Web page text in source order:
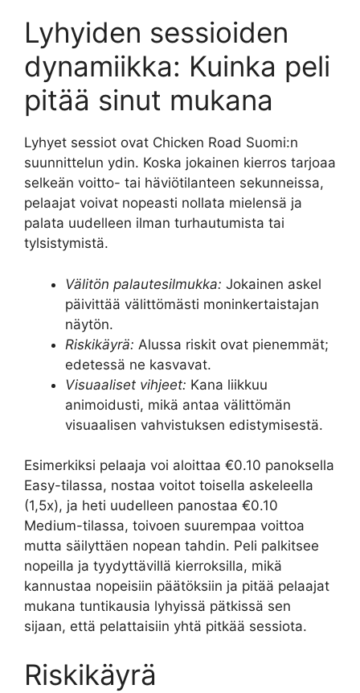
Lyhyiden sessioiden
dynamiikka: Kuinka peli
pitää sinut mukana
Lyhyet sessiot ovat Chicken Road Suomi:n
suunnittelun ydin. Koska jokainen kierros tarjoaa
selkeän voitto- tai häviötilanteen sekunneissa,
pelaajat voivat nopeasti nollata mielensä ja
palata uudelleen ilman turhautumista tai
tylsistymistä.
Välitön palautesilmukka: Jokainen askel
päivittää välittömästi moninkertaistajan
näytön.
Riskikäyrä: Alussa riskit ovat pienemmät;
edetessä ne kasvavat.
Visuaaliset vihjeet: Kana liikkuu
animoidusti, mikä antaa välittömän
visuaalisen vahvistuksen edistymisestä.
Esimerkiksi pelaaja voi aloittaa €0.10 panoksella
Easy-tilassa, nostaa voitot toisella askeleella
(1,5x), ja heti uudelleen panostaa €0.10
Medium-tilassa, toivoen suurempaa voittoa
mutta säilyttäen nopean tahdin. Peli palkitsee
nopeilla ja tyydyttävillä kierroksilla, mikä
kannustaa nopeisiin päätöksiin ja pitää pelaajat
mukana tuntikausia lyhyissä pätkissä sen
sijaan, että pelattaisiin yhtä pitkää sessiota.
Riskikäyrä